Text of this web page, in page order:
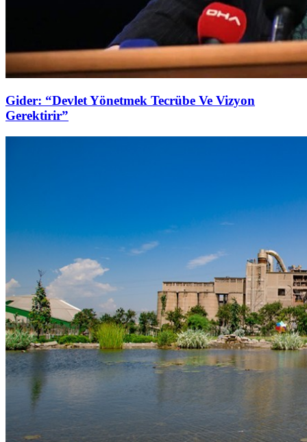
Gider: “Devlet Yönetmek Tecrübe Ve Vizyon
Gerektirir”